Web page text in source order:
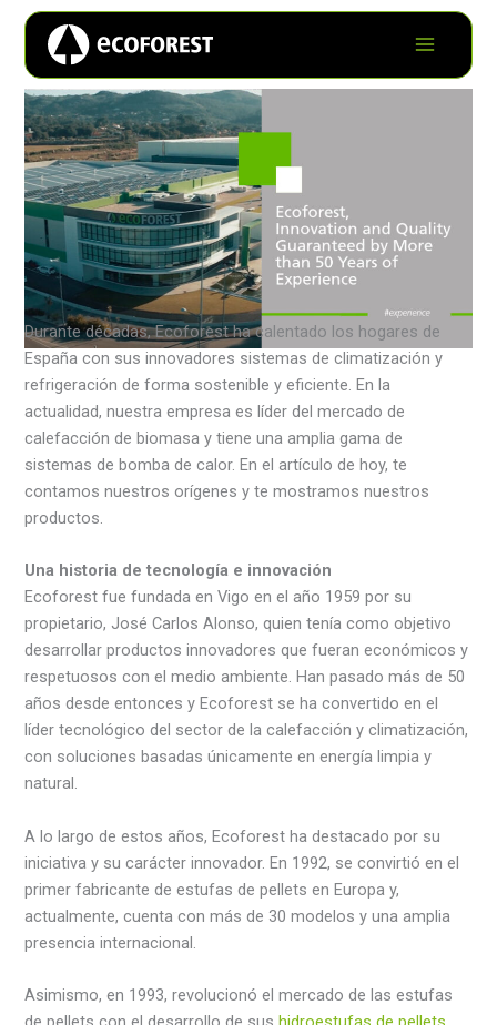
Durante décadas, Ecoforest ha calentado los hogares de
España con sus innovadores sistemas de climatización y
refrigeración de forma sostenible y eficiente. En la
actualidad, nuestra empresa es líder del mercado de
calefacción de biomasa y tiene una amplia gama de
sistemas de bomba de calor. En el artículo de hoy, te
contamos nuestros orígenes y te mostramos nuestros
productos.
Una historia de tecnología e innovación
Ecoforest fue fundada en Vigo en el año 1959 por su
propietario, José Carlos Alonso, quien tenía como objetivo
desarrollar productos innovadores que fueran económicos y
respetuosos con el medio ambiente. Han pasado más de 50
años desde entonces y Ecoforest se ha convertido en el
líder tecnológico del sector de la calefacción y climatización,
con soluciones basadas únicamente en energía limpia y
natural.
A lo largo de estos años, Ecoforest ha destacado por su
iniciativa y su carácter innovador. En 1992, se convirtió en el
primer fabricante de estufas de pellets en Europa y,
actualmente, cuenta con más de 30 modelos y una amplia
presencia internacional.
Asimismo, en 1993, revolucionó el mercado de las estufas